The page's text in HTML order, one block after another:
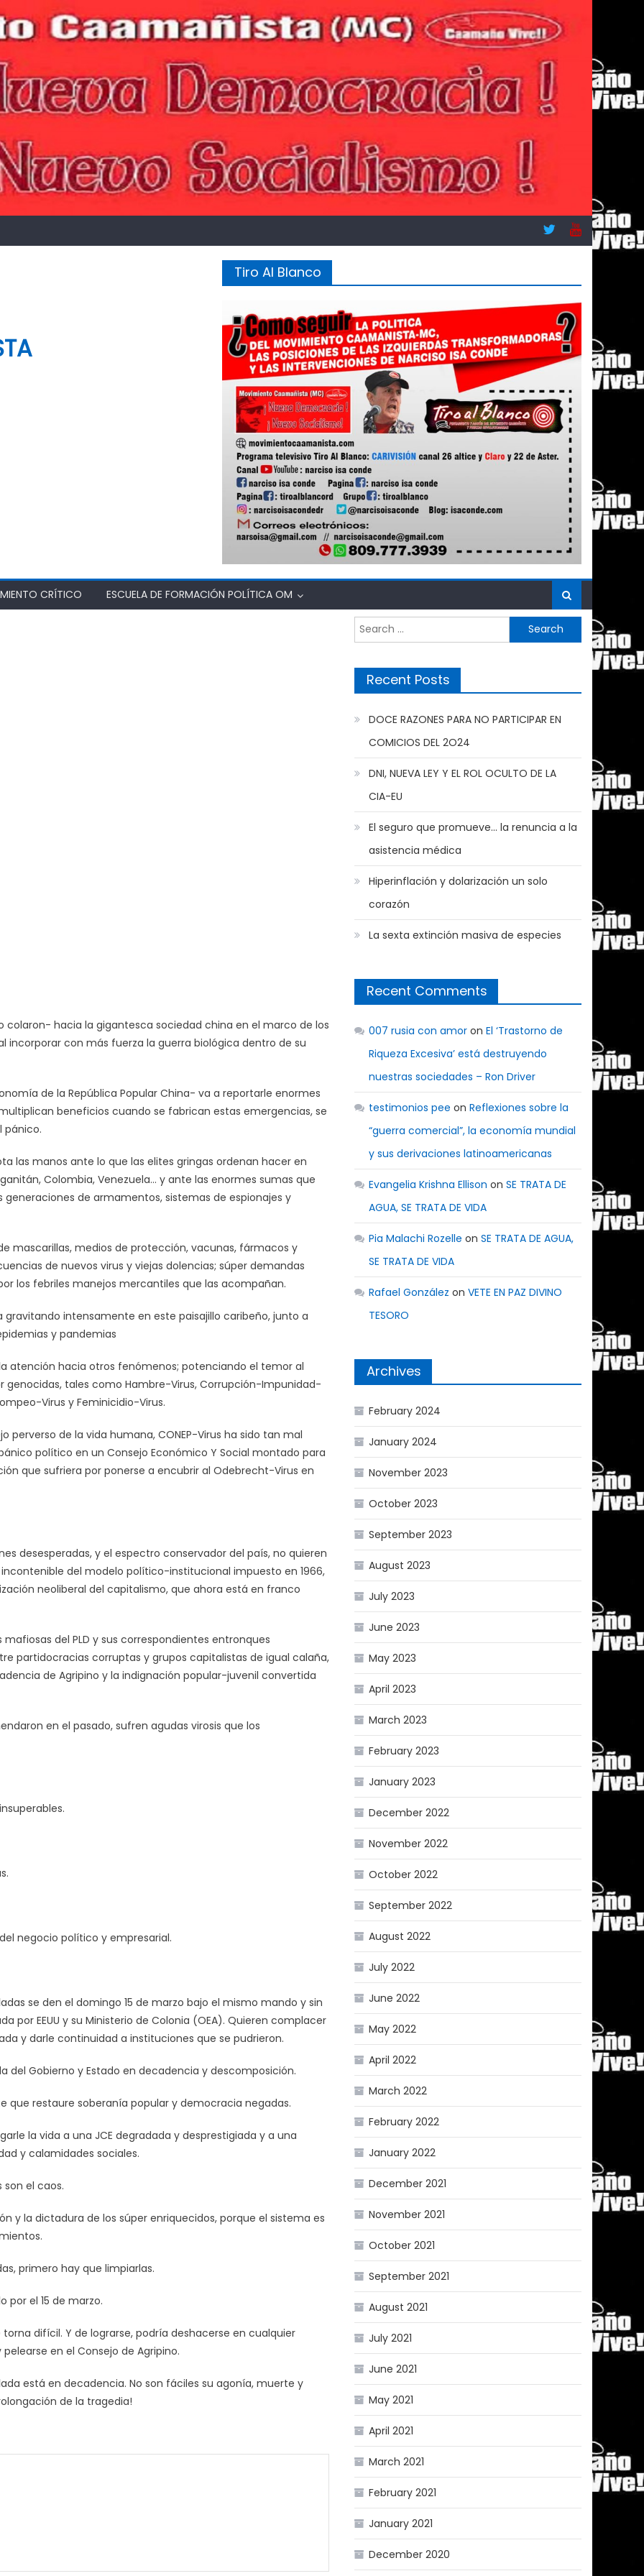
Tiro Al Blanco
CRÍTICO ESCUELA DE FORMACIÓN POLÍTICA OM
colaron- hacia la gigantesca sociedad china en el marco de los
incorporar con más fuerza la guerra biológica dentro de su
de la República Popular China- va a reportarle enormes
beneficios cuando se fabrican estas emergencias, se
pánico.
las manos ante lo que las elites gringas ordenan hacer en
Colombia, Venezuela… y ante las enormes sumas que
de armamentos, sistemas de espionajes y
mascarillas, medios de protección, vacunas, fármacos y
de nuevos virus y viejas dolencias; súper demandas
los febriles manejos mercantiles que las acompañan.
intensamente en este paisajillo caribeño, junto a
y pandemias
atención hacia otros fenómenos; potenciando el temor al
genocidas, tales como Hambre-Virus, Corrupción-Impunidad-
Virus y Feminicidio-Virus.
de la vida humana, CONEP-Virus ha sido tan mal
político en un Consejo Económico Y Social montado para
que sufriera por ponerse a encubrir al Odebrecht-Virus en
desesperadas, y el espectro conservador del país, no quieren
del modelo político-institucional impuesto en 1966,
neoliberal del capitalismo, que ahora está en franco
del PLD y sus correspondientes entronques
partidocracias corruptas y grupos capitalistas de igual calaña,
de Agripino y la indignación popular-juvenil convertida
en el pasado, sufren agudas virosis que los
negocio político y empresarial.
se den el domingo 15 de marzo bajo el mismo mando y sin
por EEUU y su Ministerio de Colonia (OEA). Quieren complacer
y darle continuidad a instituciones que se pudrieron.
del Gobierno y Estado en decadencia y descomposición.
que restaure soberanía popular y democracia negadas.
la vida a una JCE degradada y desprestigiada y a una
y calamidades sociales.
el caos.
y la dictadura de los súper enriquecidos, porque el sistema es
primero hay que limpiarlas.
por el 15 de marzo.
difícil. Y de lograrse, podría deshacerse en cualquier
en el Consejo de Agripino.
está en decadencia. No son fáciles su agonía, muerte y
de la tragedia!
Search
for:
Recent Posts
DOCE RAZONES PARA NO PARTICIPAR EN
COMICIOS DEL 2O24
DNI, NUEVA LEY Y EL ROL OCULTO DE LA
CIA-EU
El seguro que promueve… la renuncia a la
asistencia médica
Hiperinflación y dolarización un solo
corazón
La sexta extinción masiva de especies
Recent Comments
007 rusia con amor onEl ‘Trastorno de
Riqueza Excesiva’ está destruyendo
nuestras sociedades – Ron Driver
testimonios pee onReflexiones sobre la
“guerra comercial”, la economía mundial
y sus derivaciones latinoamericanas
Evangelia Krishna Ellison onSE TRATA DE
AGUA, SE TRATA DE VIDA
Pia Malachi Rozelle onSE TRATA DE AGUA,
SE TRATA DE VIDA
Rafael González onVETE EN PAZ DIVINO
TESORO
Archives
February 2024
January 2024
November 2023
October 2023
September 2023
August 2023
July 2023
June 2023
May 2023
April 2023
March 2023
February 2023
January 2023
December 2022
November 2022
October 2022
September 2022
August 2022
July 2022
June 2022
May 2022
April 2022
March 2022
February 2022
January 2022
December 2021
November 2021
October 2021
September 2021
August 2021
July 2021
June 2021
May 2021
April 2021
March 2021
February 2021
January 2021
December 2020